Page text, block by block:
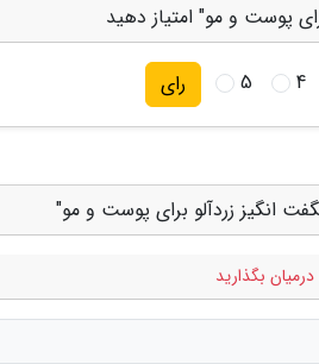
پوست و مو" امتیاز دهید
4
5 رای
انگیز زردآلو برای پوست و مو"
بگذارید